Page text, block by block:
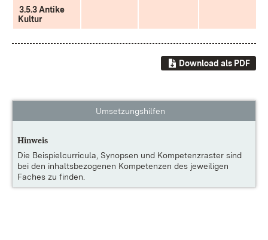
3.5.3 Antike
Kultur
Download als PDF
Umsetzungshilfen
Hinweis
Die Beispielcurricula, Synopsen und Kompetenzraster sind
bei den inhaltsbezogenen Kompetenzen des jeweiligen
Faches zu finden.